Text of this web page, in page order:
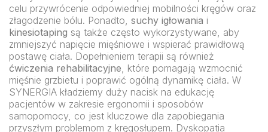
celu przywrócenie odpowiedniej mobilności kręgów oraz
złagodzenie bólu. Ponadto, suchy igłowania i
kinesiotaping są także często wykorzystywane, aby
zmniejszyć napięcie mięśniowe i wspierać prawidłową
postawę ciała. Dopełnieniem terapii są również
ćwiczenia rehabilitacyjne, które pomagają wzmocnić
mięśnie grzbietu i poprawić ogólną dynamikę ciała. W
SYNERGIA kładziemy duży nacisk na edukację
pacjentów w zakresie ergonomii i sposobów
samopomocy, co jest kluczowe dla zapobiegania
przyszłym problemom z kręgosłupem. Dyskopatia